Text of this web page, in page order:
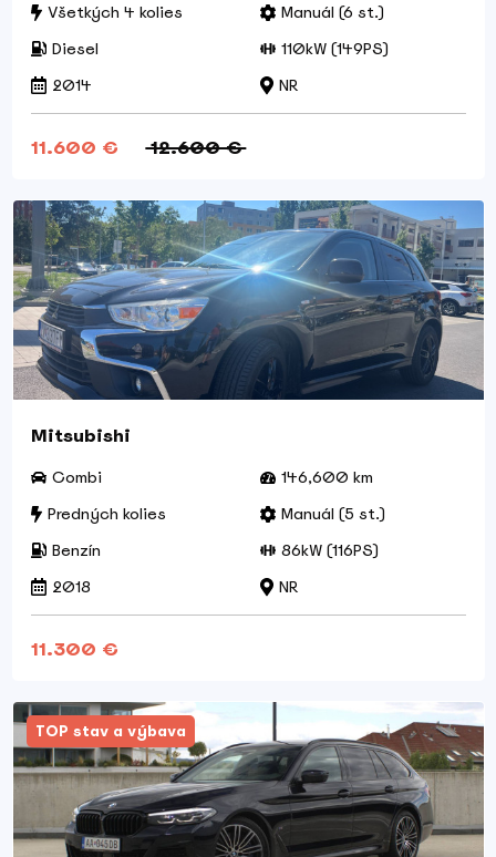
Všetkých 4 kolies
Manuál (6 st.)
Diesel
110kW (149PS)
2014
NR
11.600 € 12.600 €
Mitsubishi
Combi
146,600 km
Predných kolies
Manuál (5 st.)
Benzín
86kW (116PS)
2018
NR
11.300 €
TOP stav a výbava